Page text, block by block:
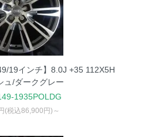
19インチ】8.0J +35 112X5H
ュ/ダークグレー
1935POLDG
(税込86,900円)～